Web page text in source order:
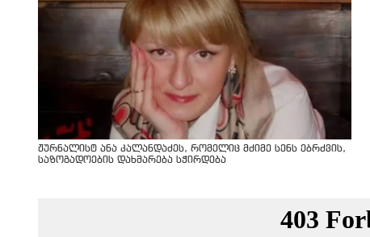
ჟურნალისტ ანა კალანდაძეს, რომელიც მძიმე სენს ებრძვის,
საზოგადოების დახმარება სჭირდება